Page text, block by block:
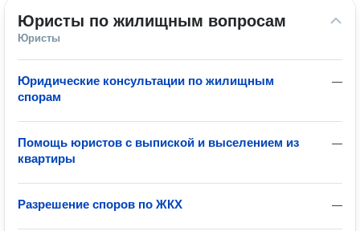
Юристы по жилищным вопросам
Юристы
—
Юридические консультации по жилищным
спорам
—
Помощь юристов с выпиской и выселением из
квартиры
—
Разрешение споров по ЖКХ